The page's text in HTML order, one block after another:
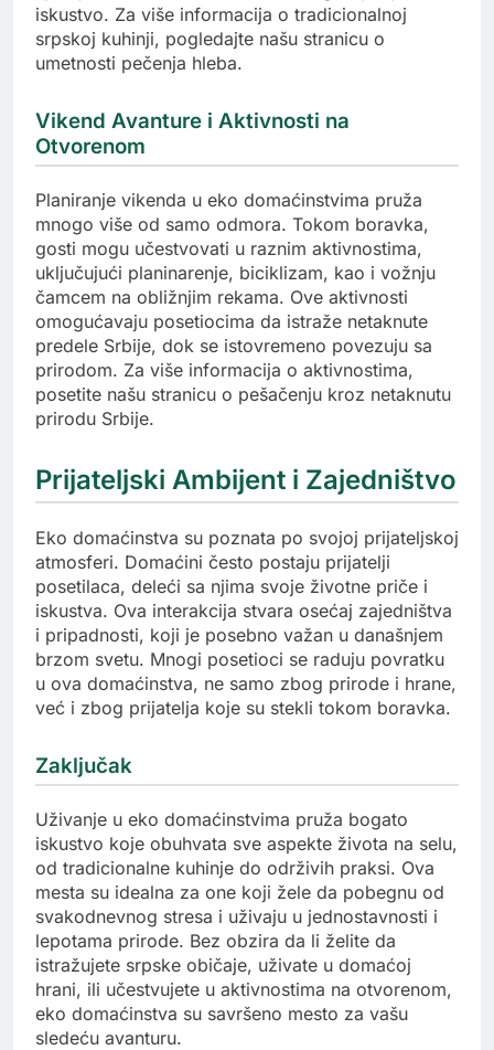
iskustvo. Za više informacija o tradicionalnoj
srpskoj kuhinji, pogledajte našu stranicu o
umetnosti pečenja hleba.
Vikend Avanture i Aktivnosti na
Otvorenom
Planiranje vikenda u eko domaćinstvima pruža
mnogo više od samo odmora. Tokom boravka,
gosti mogu učestvovati u raznim aktivnostima,
uključujući planinarenje, biciklizam, kao i vožnju
čamcem na obližnjim rekama. Ove aktivnosti
omogućavaju posetiocima da istraže netaknute
predele Srbije, dok se istovremeno povezuju sa
prirodom. Za više informacija o aktivnostima,
posetite našu stranicu o pešačenju kroz netaknutu
prirodu Srbije.
Prijateljski Ambijent i Zajedništvo
Eko domaćinstva su poznata po svojoj prijateljskoj
atmosferi. Domaćini često postaju prijatelji
posetilaca, deleći sa njima svoje životne priče i
iskustva. Ova interakcija stvara osećaj zajedništva
i pripadnosti, koji je posebno važan u današnjem
brzom svetu. Mnogi posetioci se raduju povratku
u ova domaćinstva, ne samo zbog prirode i hrane,
već i zbog prijatelja koje su stekli tokom boravka.
Zaključak
Uživanje u eko domaćinstvima pruža bogato
iskustvo koje obuhvata sve aspekte života na selu,
od tradicionalne kuhinje do održivih praksi. Ova
mesta su idealna za one koji žele da pobegnu od
svakodnevnog stresa i uživaju u jednostavnosti i
lepotama prirode. Bez obzira da li želite da
istražujete srpske običaje, uživate u domaćoj
hrani, ili učestvujete u aktivnostima na otvorenom,
eko domaćinstva su savršeno mesto za vašu
sledeću avanturu.